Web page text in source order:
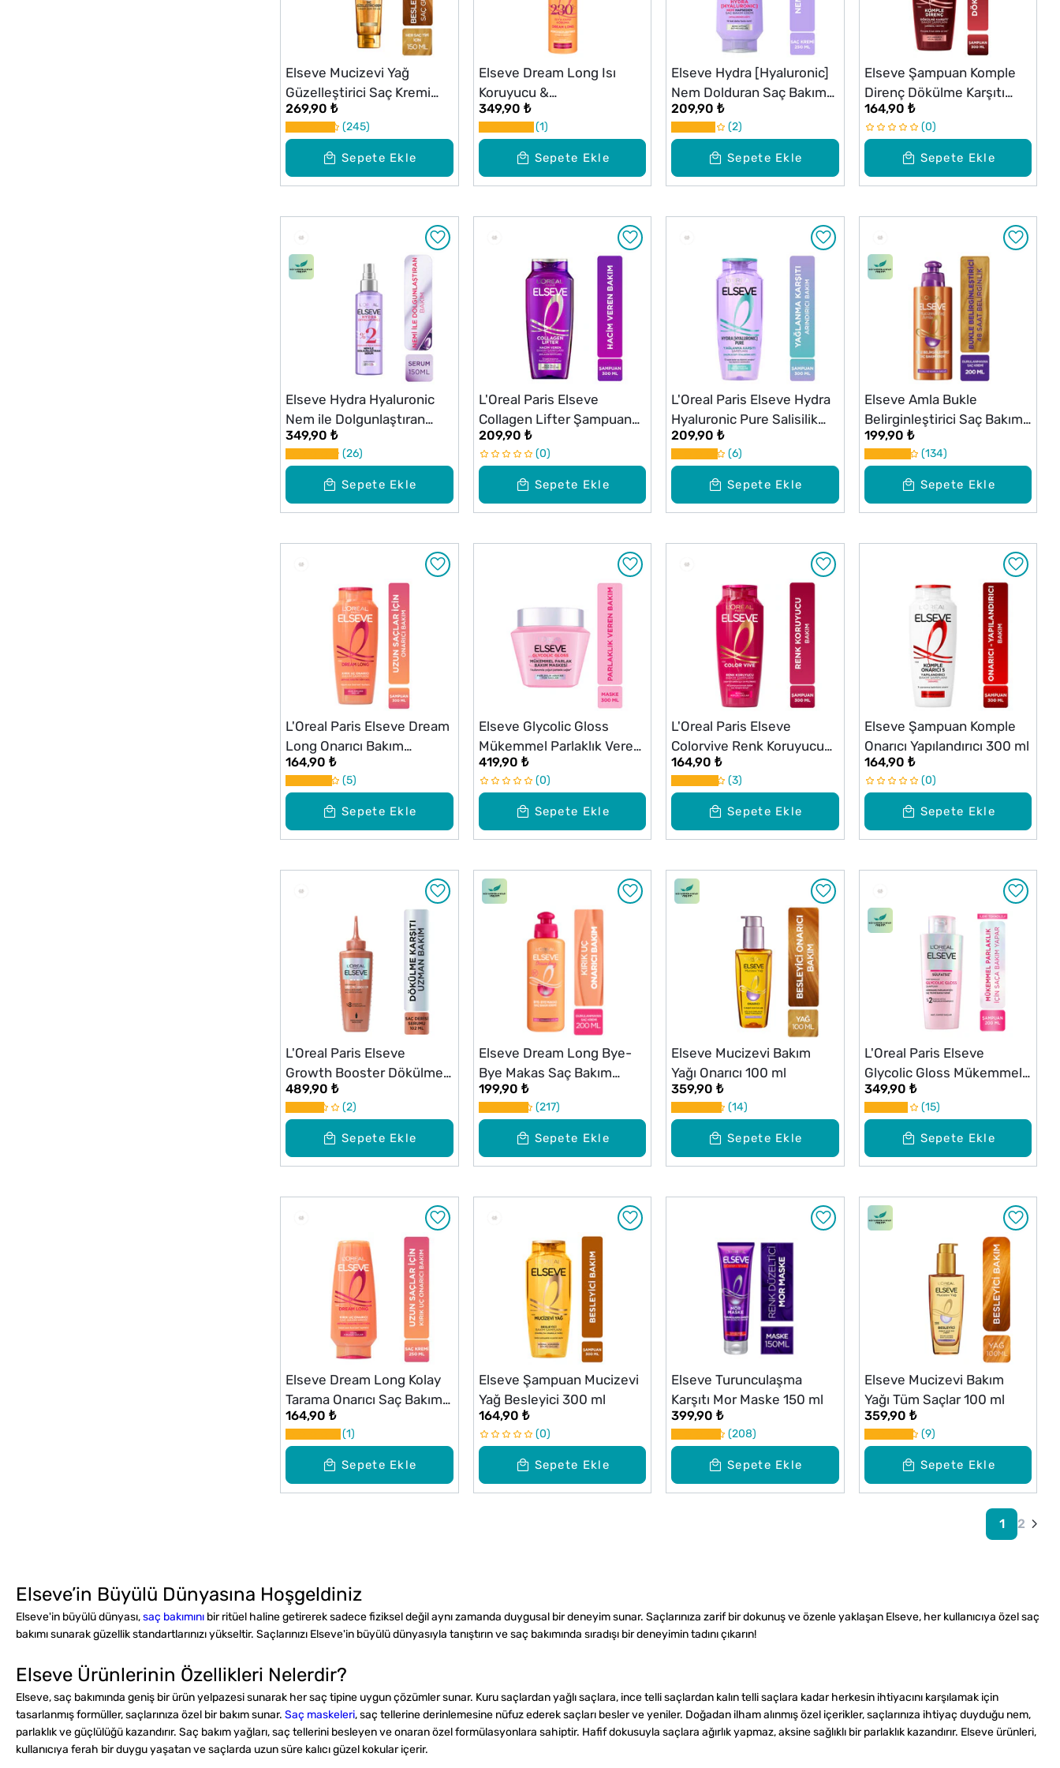
Sepete Ekle
Elseve Mucizevi Yağ
Güzelleştirici Saç Kremi
150 ml
269,90 ₺
245
Sepete Ekle
Elseve Dream Long Isı
Koruyucu &
Pürüzsüzleştirici Sprey
Serum 150 ml
349,90 ₺
1
Sepete Ekle
Elseve Hydra [Hyaluronic]
Nem Dolduran Saç Bakım
Kremi 250 ml
209,90 ₺
2
Sepete Ekle
Elseve Şampuan Komple
Direnç Dökülme Karşıtı
300 ml
164,90 ₺
0
Sepete Ekle
Elseve Hydra Hyaluronic
Nem ile Dolgunlaştıran
Serum 150 ml
349,90 ₺
26
Sepete Ekle
L'Oreal Paris Elseve
Collagen Lifter Şampuan
300 ml
209,90 ₺
0
Sepete Ekle
L'Oreal Paris Elseve Hydra
Hyaluronic Pure Salisilik
Asit İçeren Yağlanma
Karşıtı Arındırıcı Şampuan
300 ml
209,90 ₺
6
Sepete Ekle
Elseve Amla Bukle
Belirginleştirici Saç Bakım
Kremi 200 ml
199,90 ₺
134
Sepete Ekle
L'Oreal Paris Elseve Dream
Long Onarıcı Bakım
Şampuanı 300 ml
164,90 ₺
5
Sepete Ekle
Elseve Glycolic Gloss
Mükemmel Parlaklık Veren
Saç Bakım Maskesi 300 ml
419,90 ₺
0
Sepete Ekle
L'Oreal Paris Elseve
Colorvive Renk Koruyucu
Bakım Şampuanı 300 ml
164,90 ₺
3
Sepete Ekle
Elseve Şampuan Komple
Onarıcı Yapılandırıcı 300 ml
164,90 ₺
0
Sepete Ekle
L'Oreal Paris Elseve
Growth Booster Dökülme
Karşıtı Saç Derisi Serumu
102 ml
489,90 ₺
2
Sepete Ekle
Elseve Dream Long Bye-
Bye Makas Saç Bakım
Kremi 200 ml
199,90 ₺
217
Sepete Ekle
Elseve Mucizevi Bakım
Yağı Onarıcı 100 ml
359,90 ₺
14
Sepete Ekle
L'Oreal Paris Elseve
Glycolic Gloss Mükemmel
Parlaklık için Bakım Yapan
Şampuan 200 ml
349,90 ₺
15
Sepete Ekle
Elseve Dream Long Kolay
Tarama Onarıcı Saç Bakım
Kremi 250 ml
164,90 ₺
1
Sepete Ekle
Elseve Şampuan Mucizevi
Yağ Besleyici 300 ml
164,90 ₺
0
Sepete Ekle
Elseve Turunculaşma
Karşıtı Mor Maske 150 ml
399,90 ₺
208
Sepete Ekle
Elseve Mucizevi Bakım
Yağı Tüm Saçlar 100 ml
359,90 ₺
9
1 2
Elseve’in Büyülü Dünyasına Hoşgeldiniz
Elseve'in büyülü dünyası,saç bakımını bir ritüel haline getirerek sadece fiziksel değil aynı zamanda duygusal bir deneyim sunar. Saçlarınıza zarif bir dokunuş ve özenle yaklaşan Elseve, her kullanıcıya özel saç
bakımı sunarak güzellik standartlarınızı yükseltir. Saçlarınızı Elseve'in büyülü dünyasıyla tanıştırın ve saç bakımında sıradışı bir deneyimin tadını çıkarın!
Elseve Ürünlerinin Özellikleri Nelerdir?
Elseve, saç bakımında geniş bir ürün yelpazesi sunarak her saç tipine uygun çözümler sunar. Kuru saçlardan yağlı saçlara, ince telli saçlardan kalın telli saçlara kadar herkesin ihtiyacını karşılamak için
tasarlanmış formüller, saçlarınıza özel bir bakım sunar. Saç maskeleri, saç tellerine derinlemesine nüfuz ederek saçları besler ve yeniler. Doğadan ilham alınmış özel içerikler, saçlarınıza ihtiyaç duyduğu nem,
parlaklık ve güçlülüğü kazandırır. Saç bakım yağları, saç tellerini besleyen ve onaran özel formülasyonlara sahiptir. Hafif dokusuyla saçlara ağırlık yapmaz, aksine sağlıklı bir parlaklık kazandırır. Elseve ürünleri,
kullanıcıya ferah bir duygu yaşatan ve saçlarda uzun süre kalıcı güzel kokular içerir.